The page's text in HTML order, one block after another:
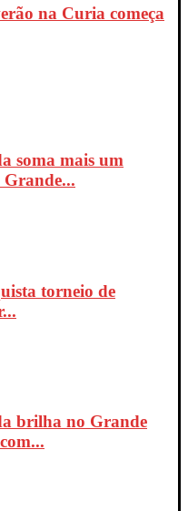
na Curia começa
soma mais um
torneio de
brilha no Grande